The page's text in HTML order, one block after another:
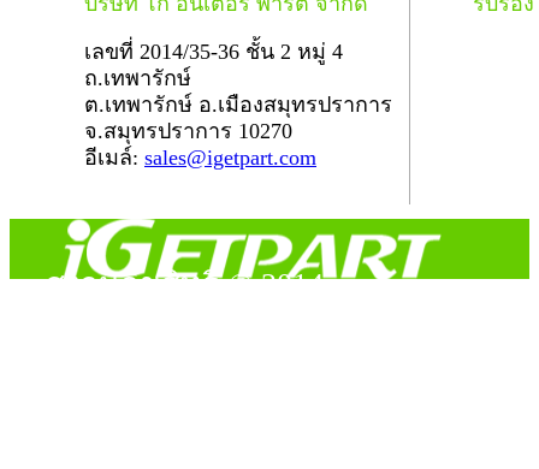
เลขที่ 2014/35-36 ชั้น 2 หมู่ 4
ถ.เทพารักษ์
ต.เทพารักษ์ อ.เมืองสมุทรปราการ
จ.สมุทรปราการ 10270
อีเมล์: sales@igetpart.com
สงวนลิขสิทธิ์ © 2014